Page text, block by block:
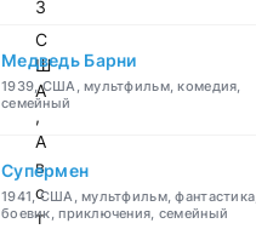
3
С
Ш
А
,
А
в
с
т
Медведь Барни
1939, США, мультфильм, комедия,
семейный
Супермен
1941, США, мультфильм, фантастика,
боевик, приключения, семейный